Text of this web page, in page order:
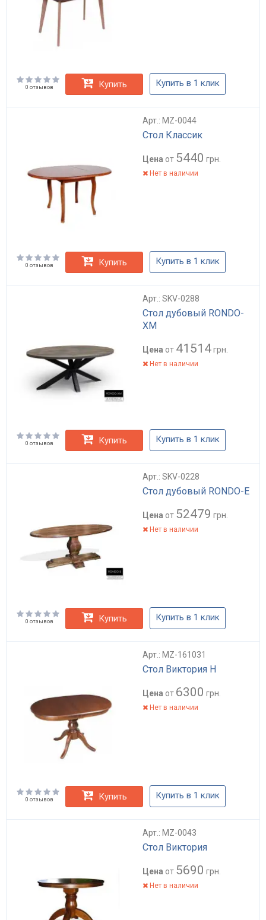
0 отзывов Купить Купить в 1 клик
Арт.: MZ-0044
Стол Классик
Цена от 5440 грн.
Нет в наличии
0 отзывов Купить Купить в 1 клик
Арт.: SKV-0288
Стол дубовый RONDO-
XM
Цена от 41514грн.
Нет в наличии
0 отзывов Купить Купить в 1 клик
Арт.: SKV-0228
Стол дубовый RONDO-E
Цена от 52479 грн.
Нет в наличии
0 отзывов Купить Купить в 1 клик
Арт.: MZ-161031
Стол Виктория Н
Цена от 6300 грн.
Нет в наличии
0 отзывов Купить Купить в 1 клик
Арт.: MZ-0043
Стол Виктория
Цена от 5690 грн.
Нет в наличии